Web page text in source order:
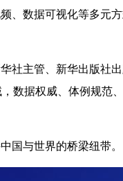
、数据可视化等多元
社主管、新华出版社
数据权威、体例规范
国与世界的桥梁纽带。